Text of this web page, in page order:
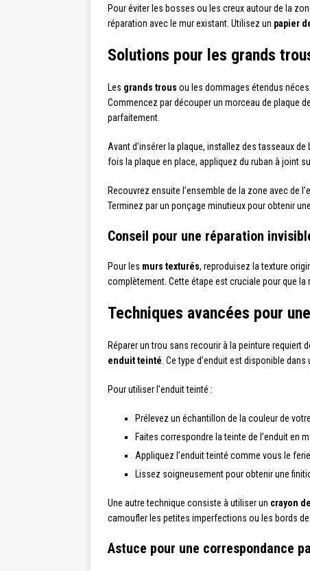
Pour éviter les bosses ou les creux autour de la
réparation avec le mur existant. Utilisez un papier
Solutions pour les grands
Les grands trous ou les dommages étendus
Commencez par découper un morceau de plaque
parfaitement.
Avant d’insérer la plaque, installez des tasseaux
fois la plaque en place, appliquez du ruban à joint
Recouvrez ensuite l’ensemble de la zone avec de
Terminez par un ponçage minutieux pour obtenir
Conseil pour une réparation
Pour les murs texturés, reproduisez la texture
complètement. Cette étape est cruciale pour que
Techniques avancées pour
Réparer un trou sans recourir à la peinture
enduit teinté . Ce type d’enduit est disponible
Pour utiliser l’enduit teinté :
Prélevez un échantillon de la couleur de
Faites correspondre la teinte de l’enduit en
Appliquez l’enduit teinté comme vous le
Lissez soigneusement pour obtenir une
Une autre technique consiste à utiliser un crayon
camoufler les petites imperfections ou les bords de
Astuce pour une correspondance